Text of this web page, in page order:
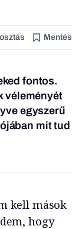
Mentés
fontos.
véleményét
egyszerű
mit tud
kell mások
hogy